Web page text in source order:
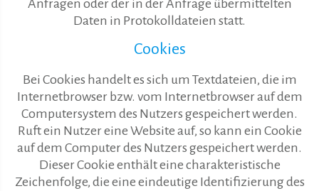
Anfragen oder der in der Anfrage übermittelten
Daten in Protokolldateien statt.
Cookies
Bei Cookies handelt es sich um Textdateien, die im
Internetbrowser bzw. vom Internetbrowser auf dem
Computersystem des Nutzers gespeichert werden.
Ruft ein Nutzer eine Website auf, so kann ein Cookie
auf dem Computer des Nutzers gespeichert werden.
Dieser Cookie enthält eine charakteristische
Zeichenfolge, die eine eindeutige Identifizierung des